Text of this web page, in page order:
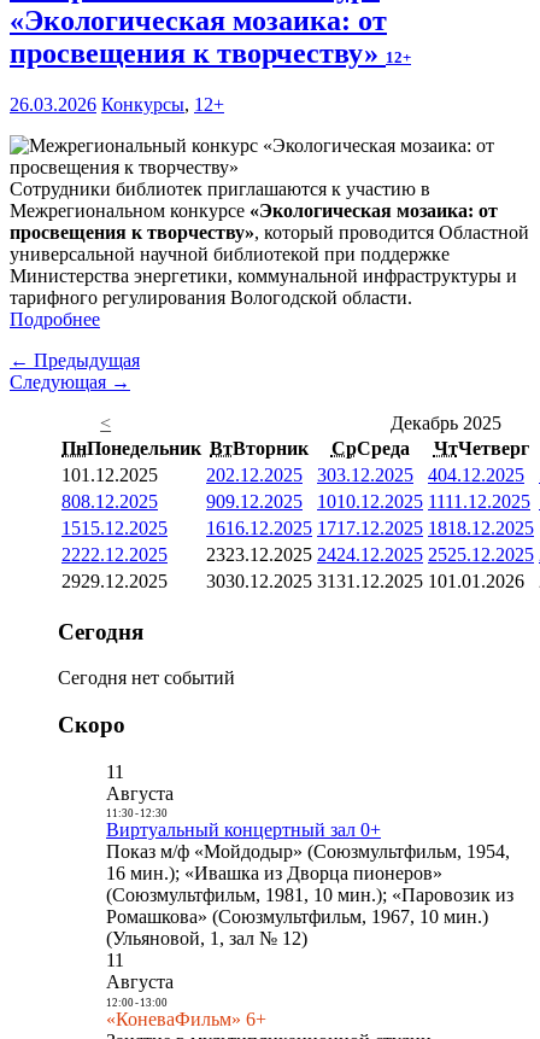
«Экологическая мозаика: от
просвещения к творчеству» 12+
26.03.2026 Конкурсы, 12+
Сотрудники библиотек приглашаются к участию в
Межрегиональном конкурсе «Экологическая мозаика: от
просвещения к творчеству», который проводится Областной
универсальной научной библиотекой при поддержке
Министерства энергетики, коммунальной инфраструктуры и
тарифного регулирования Вологодской области.
Подробнее
← Предыдущая
Следующая →
<
Декабрь 2025
ПнПонедельник ВтВторник СрСреда ЧтЧетверг
101.12.2025 202.12.2025 303.12.2025 404.12.2025
808.12.2025 909.12.2025 1010.12.2025 1111.12.2025
1515.12.2025 1616.12.2025 1717.12.2025 1818.12.2025
2222.12.2025 2323.12.2025 2424.12.2025 2525.12.2025
2929.12.2025 3030.12.2025 3131.12.2025 101.01.2026
Сегодня
Сегодня нет событий
Скоро
11
Августа
11:30- 12:30
Виртуальный концертный зал 0+
Показ м/ф «Мойдодыр» (Союзмультфильм, 1954,
16 мин.); «Ивашка из Дворца пионеров»
(Союзмультфильм, 1981, 10 мин.); «Паровозик из
Ромашкова» (Союзмультфильм, 1967, 10 мин.)
(Ульяновой, 1, зал № 12)
11
Августа
12:00- 13:00
«КоневаФильм» 6+